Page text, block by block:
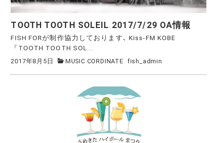
TOOTH TOOTH SOLEIL 2017/7/29 OA情報
FISH FORが制作協力しております､ Kiss-FM KOBE
『TOOTH TOOTH SOL...
2017年8月5日 MUSIC CORDINATE fish_admin